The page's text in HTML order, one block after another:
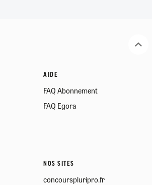
AIDE
FAQ Abonnement
FAQ Egora
NOS SITES
concourspluripro.fr